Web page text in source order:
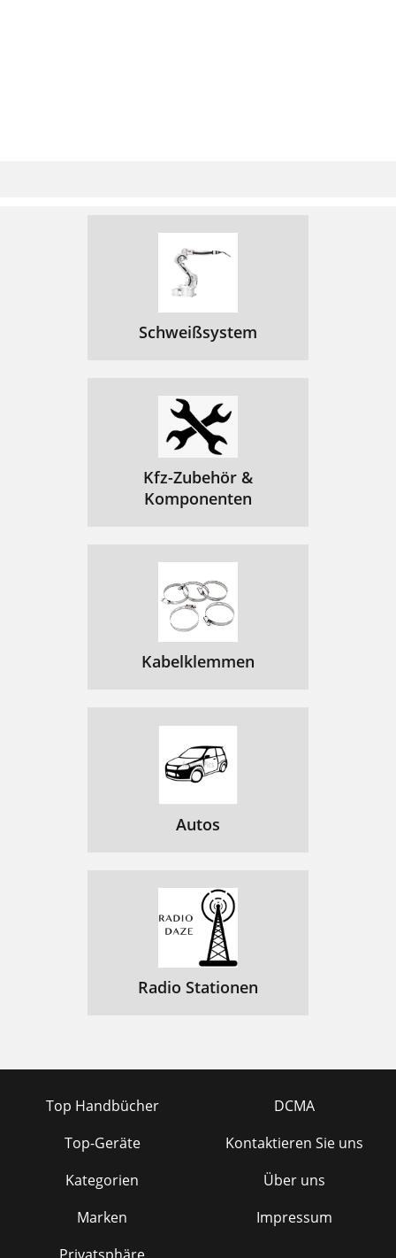
Schweißsystem
Kfz-Zubehör &
Komponenten
Kabelklemmen
Autos
Radio Stationen
Top Handbücher
Top-Geräte
Kategorien
Marken
Privatsphäre
DCMA
Kontaktieren Sie uns
Über uns
Impressum